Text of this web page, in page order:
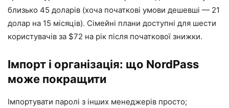
близько 45 доларів (хоча початкові умови дешевші — 21
долар на 15 місяців). Сімейні плани доступні для шести
користувачів за $72 на рік після початкової знижки.
Імпорт і організація: що NordPass
може покращити
Імпортувати паролі з інших менеджерів просто;